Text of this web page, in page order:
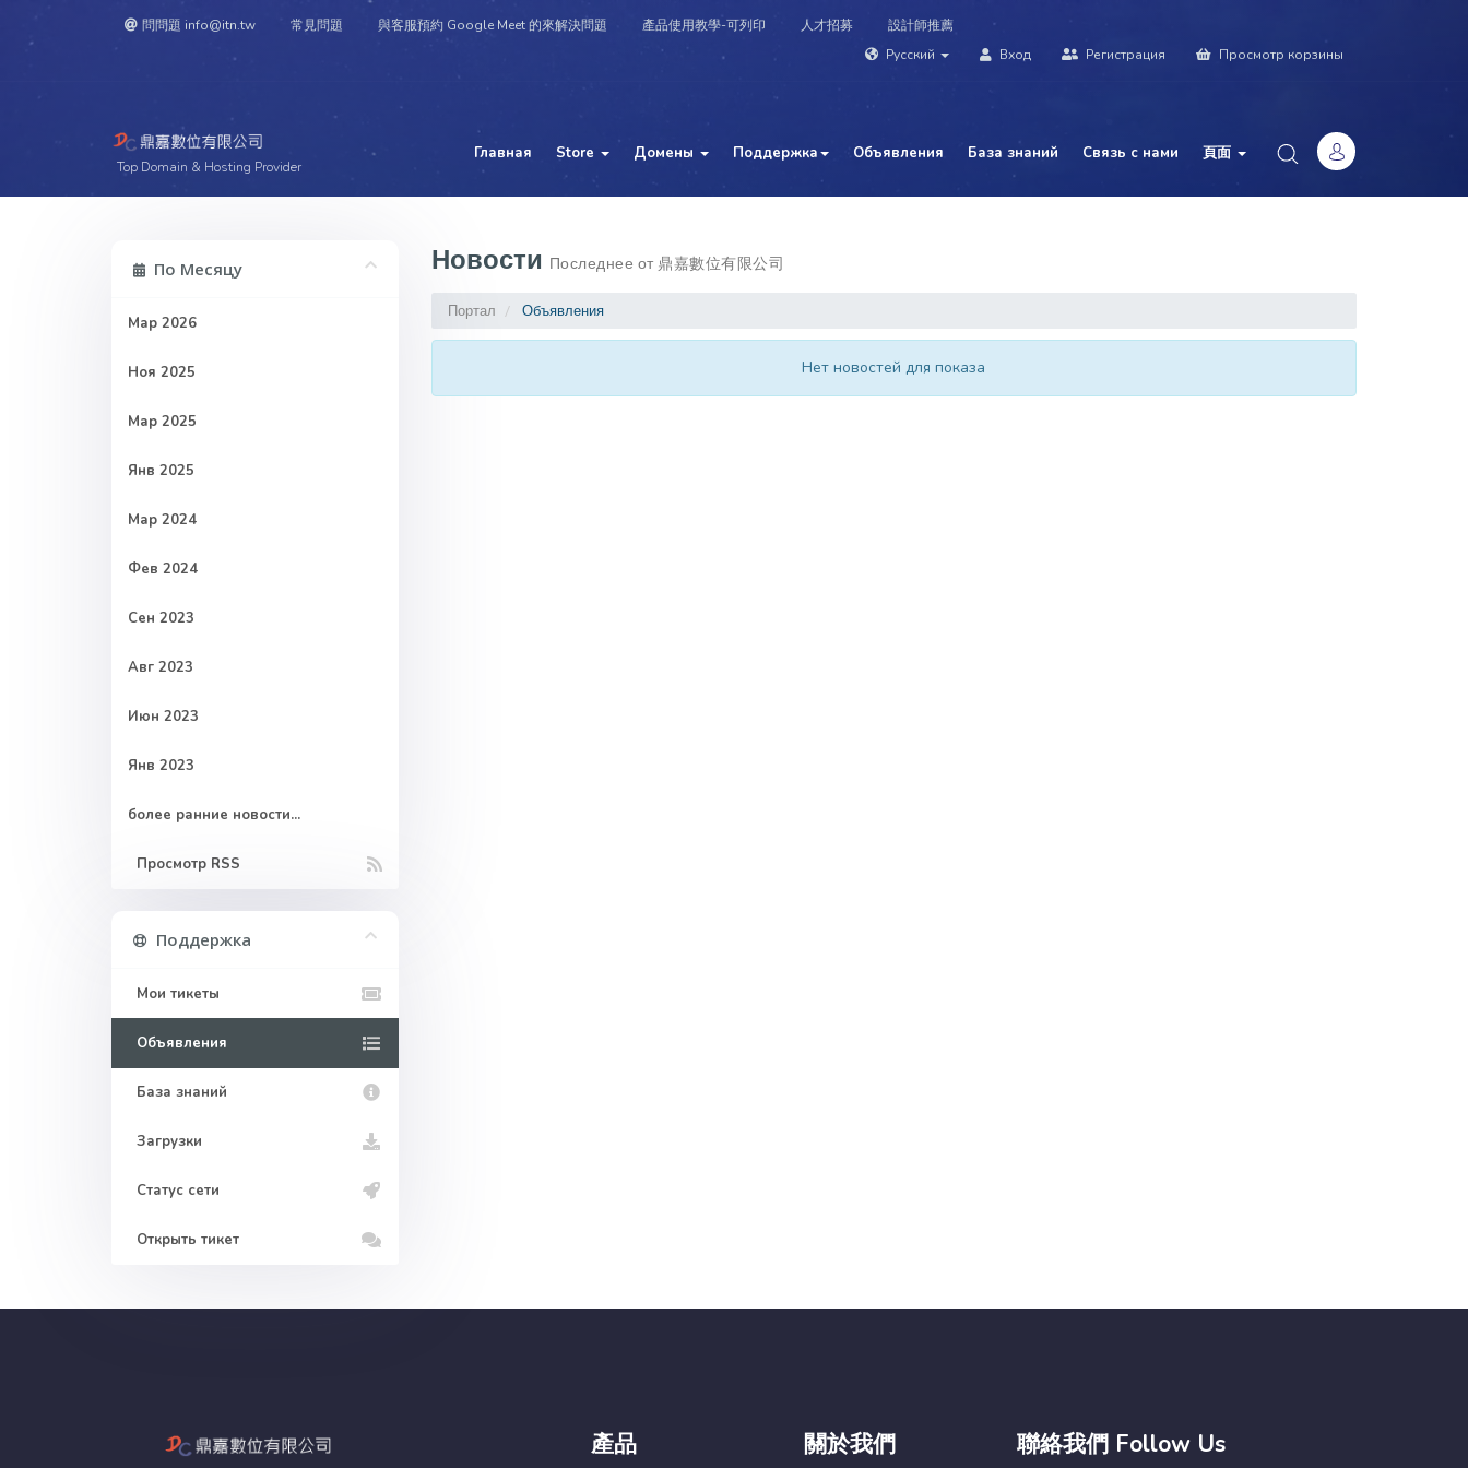
問問題 info@itn.tw 常見問題 與客服預約 Google Meet 的來解決問題 產品使用教學-可列印 人才招募
設計師推薦
Русский
Вход Регистрация Просмотр корзины
Top Domain & Hosting Provider
Главная Store Домены Поддержка Объявления База знаний Связь с нами 頁面
Новости Последнее от 鼎嘉數位有限公司
Портал Объявления
По Месяцу
Мар 2026
Ноя 2025
Мар 2025
Янв 2025
Мар 2024
Фев 2024
Сен 2023
Авг 2023
Июн 2023
Янв 2023
более ранние новости...
Просмотр RSS
Нет новостей для показа
Поддержка
Мои тикеты
Объявления
База знаний
Загрузки
Статус сети
Открыть тикет
產品 關於我們 聯絡我們 Follow Us